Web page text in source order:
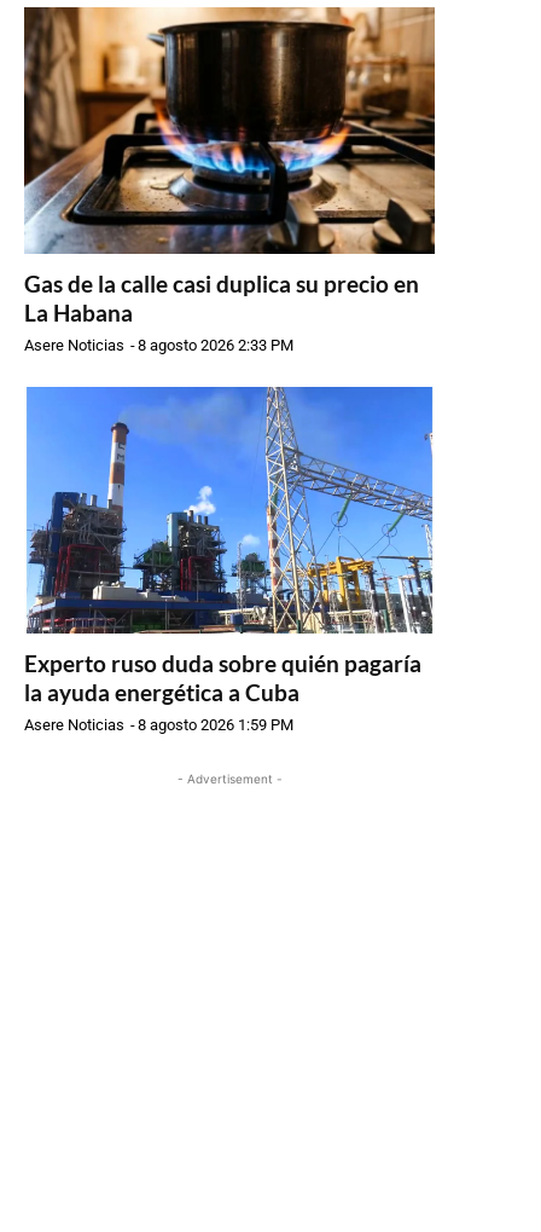
Gas de la calle casi duplica su precio en
La Habana
Asere Noticias -8 agosto 2026 2:33 PM
Experto ruso duda sobre quién pagaría
la ayuda energética a Cuba
Asere Noticias -8 agosto 2026 1:59 PM
- Advertisement -